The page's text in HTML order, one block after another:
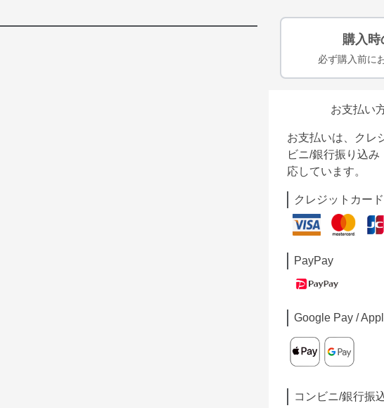
購入時
必ず購入前に
お支払い
お支払いは、クレ
ビニ/銀行振り込
応しています。
クレジットカード
PayPay
Google Pay /
コンビニ/銀行振